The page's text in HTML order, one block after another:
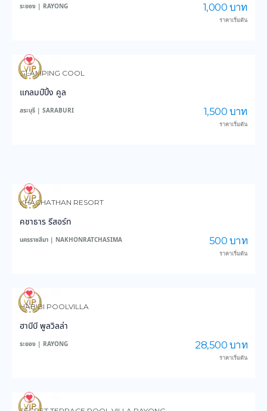
ระยอง | RAYONG 1,000 บาท
ราคาเริ่มต้น
29
GLAMPING COOL
แกลมป์ปิ้ง คูล
สระบุรี | SARABURI 1,500 บาท
ราคาเริ่มต้น
57
KHACHATHAN RESORT
คชาธาร รีสอร์ท
นครราชสีมา | NAKHONRATCHASIMA 500 บาท
ราคาเริ่มต้น
78
HABIBI POOLVILLA
ฮาบีบี พูลวิลล่า
ระยอง | RAYONG 28,500 บาท
ราคาเริ่มต้น
99